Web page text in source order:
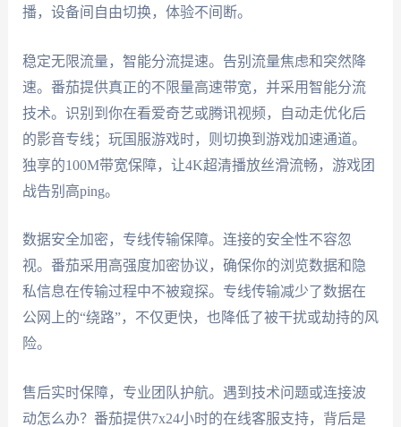
播，设备间自由切换，体验不间断。
稳定无限流量，智能分流提速。告别流量焦虑和突然降
速。番茄提供真正的不限量高速带宽，并采用智能分流
技术。识别到你在看爱奇艺或腾讯视频，自动走优化后
的影音专线；玩国服游戏时，则切换到游戏加速通道。
独享的100M带宽保障，让4K超清播放丝滑流畅，游戏团
战告别高ping。
数据安全加密，专线传输保障。连接的安全性不容忽
视。番茄采用高强度加密协议，确保你的浏览数据和隐
私信息在传输过程中不被窥探。专线传输减少了数据在
公网上的“绕路”，不仅更快，也降低了被干扰或劫持的风
险。
售后实时保障，专业团队护航。遇到技术问题或连接波
动怎么办？番茄提供7x24小时的在线客服支持，背后是